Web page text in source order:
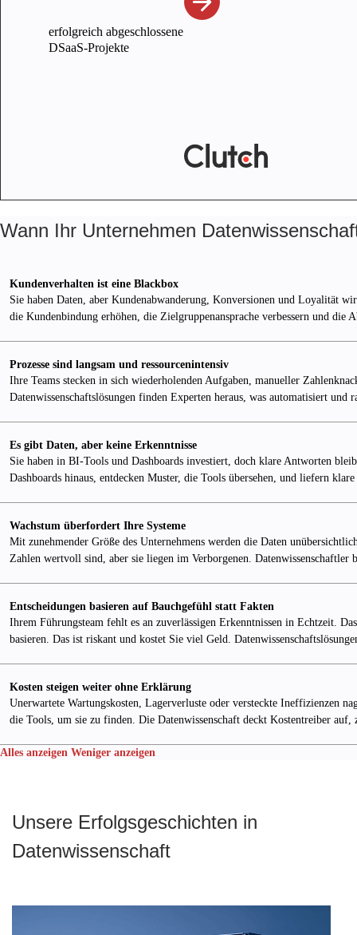
erfolgreich abgeschlossene
DSaaS-Projekte
Wann Ihr Unternehmen
Kundenverhalten ist eine Blackbox
Sie haben Daten, aber Kundenabwanderung, Konversionen und Loyalität
die Kundenbindung erhöhen, die Zielgruppenansprache verbessern und die
Prozesse sind langsam und ressourcenintensiv
Ihre Teams stecken in sich wiederholenden Aufgaben, manueller
Datenwissenschaftslösungen finden Experten heraus, was automatisiert
Es gibt Daten, aber keine Erkenntnisse
Sie haben in BI-Tools und Dashboards investiert, doch klare Antworten
Dashboards hinaus, entdecken Muster, die Tools übersehen, und liefern
Wachstum überfordert Ihre Systeme
Mit zunehmender Größe des Unternehmens werden die Daten
Zahlen wertvoll sind, aber sie liegen im Verborgenen.
Entscheidungen basieren auf Bauchgefühl statt Fakten
Ihrem Führungsteam fehlt es an zuverlässigen Erkenntnissen in Echtzeit.
basieren. Das ist riskant und kostet Sie viel Geld.
Kosten steigen weiter ohne Erklärung
Unerwartete Wartungskosten, Lagerverluste oder versteckte Ineffizienzen
die Tools, um sie zu finden. Die Datenwissenschaft deckt Kostentreiber
Alles anzeigen Weniger anzeigen
Unsere Erfolgsgeschichten in
Datenwissenschaft